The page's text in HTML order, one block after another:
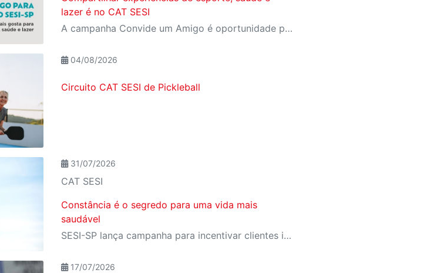
lazer é no CAT SESI
A campanha Convide um Amigo é oportunidade para reunir amigos para aproveitar juntos toda estrutura da unidade SESI-SP mais próxima. Os benefícios para clientes e convidados estão no regulamento.
04/08/2026
Circuito CAT SESI de Pickleball
31/07/2026
CAT SESI
Constância é o segredo para uma vida mais
saudável
SESI-SP lança campanha para incentivar clientes inativos a retomarem a prática de atividades físicas, esporte e lazer com benefícios exclusivos
17/07/2026